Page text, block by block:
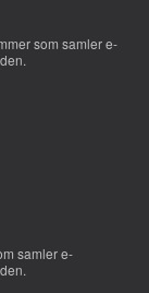
som samler e-
samler e-